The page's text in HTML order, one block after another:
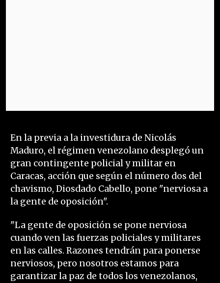
En la previa a la investidura de Nicolás
Maduro, el régimen venezolano desplegó un
gran contingente policial y militar en
Caracas, acción que según el número dos del
chavismo, Diosdado Cabello, pone "nerviosa a
la gente de oposición".
"La gente de oposición se pone nerviosa
cuando ven las fuerzas policiales y militares
en las calles. Razones tendrán para ponerse
nerviosos, pero nosotros estamos para
garantizar la paz de todos los venezolanos,